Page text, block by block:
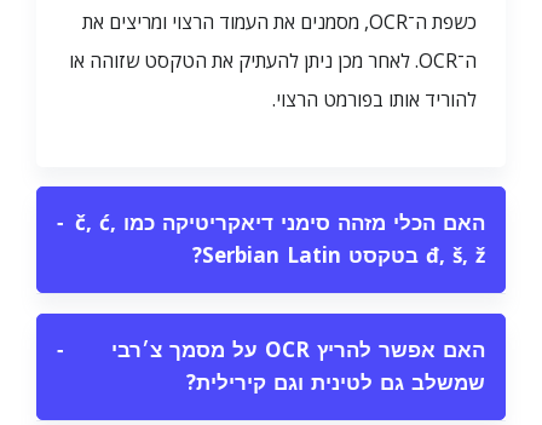
כשפת ה־OCR, מסמנים את העמוד הרצוי ומריצים את
ה־OCR. לאחר מכן ניתן להעתיק את הטקסט שזוהה או
להוריד אותו בפורמט הרצוי.
האם הכלי מזהה סימני דיאקריטיקה כמו č, ć,
đ, š, ž בטקסט Serbian Latin?
−
האם אפשר להריץ OCR על מסמך צ׳רבי
שמשלב גם לטינית וגם קירילית?
−